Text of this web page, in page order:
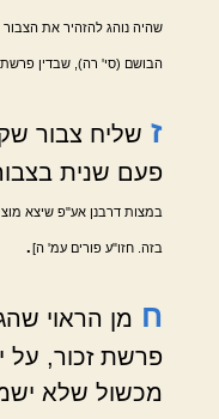
שהיה נוהג להזהיר את
הבושם (סי' רה), שבדין פרשת
ז שליח צבור
פעם שנית
במצות דרבנן אע"פ שיצא
בזה. חזו"ע פורים עמ' ה].
ח מן הראוי
פרשת זכור, על
מכשול שלא